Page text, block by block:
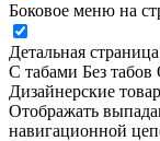
Боковое меню на
Детальная
С табами Без табов
Дизайнерские
Отображать
навигационной